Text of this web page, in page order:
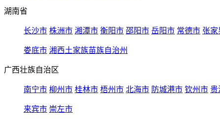
湖南省
长沙市 株洲市 湘潭市 衡阳市 邵阳市 岳阳市 常德市 张家
娄底市 湘西土家族苗族自治州
广西壮族自治区
南宁市 柳州市 桂林市 梧州市 北海市 防城港市 钦州市 贵
来宾市 崇左市